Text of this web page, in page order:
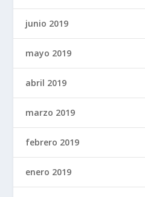
junio 2019
mayo 2019
abril 2019
marzo 2019
febrero 2019
enero 2019